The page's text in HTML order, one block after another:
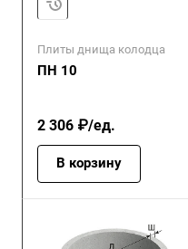
Плиты днища колодца
ПН 10
2 306 ₽/ед.
В корзину